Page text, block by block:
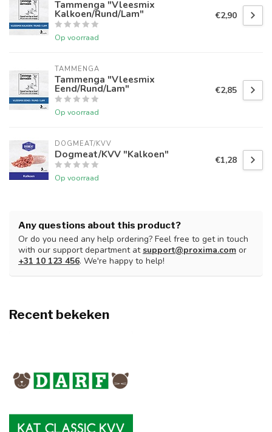
Tammenga "Vleesmix
Kalkoen/Rund/Lam"
Op voorraad
€2,90
TAMMENGA
Tammenga "Vleesmix
Eend/Rund/Lam"
Op voorraad
€2,85
DOGMEAT/KVV
Dogmeat/KVV "Kalkoen"
Op voorraad
€1,28
Any questions about this product?
Or do you need any help ordering? Feel free to get in touch
with our support department atsupport@proxima.com or
+31 10 123 456. We're happy to help!
Recent bekeken